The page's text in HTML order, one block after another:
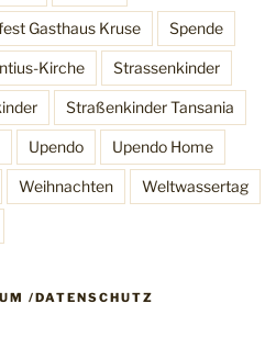
Gasthaus Kruse Spende
Kirche Strassenkinder
Straßenkinder Tansania
Upendo Upendo Home
Weihnachten Weltwassertag
/DATENSCHUTZ